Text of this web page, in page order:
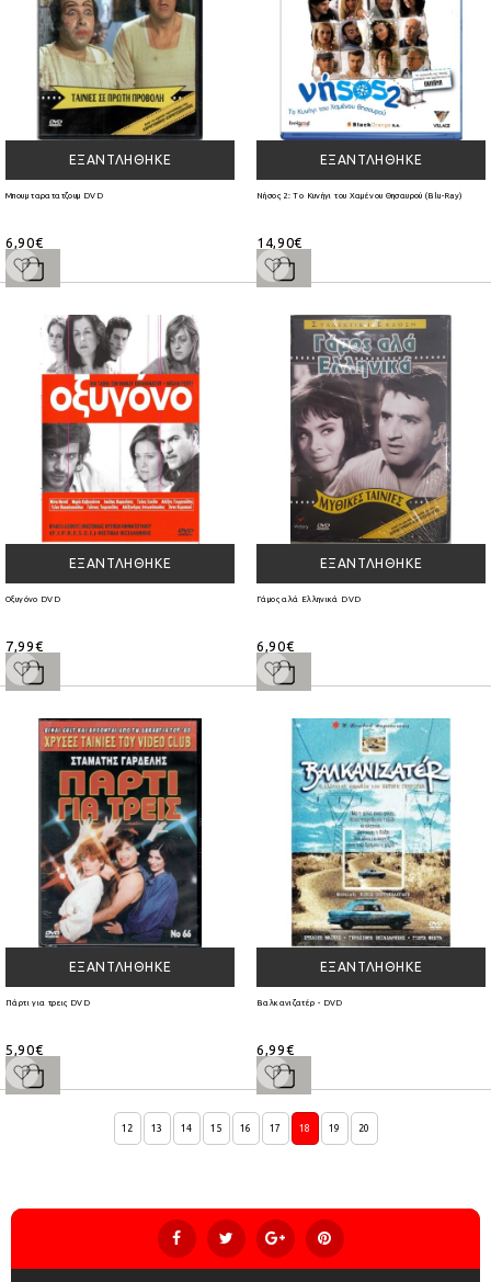
ΕΞΑΝΤΛΉΘΗΚΕ
Μπουμ ταρατατζουμ DVD
6,90€
ΕΞΑΝΤΛΉΘΗΚΕ
Νήσος 2: Το Κυνήγι του Χαμένου Θησαυρού (Blu-Ray)
14,90€
ΕΞΑΝΤΛΉΘΗΚΕ
Οξυγόνο DVD
7,99€
ΕΞΑΝΤΛΉΘΗΚΕ
Γάμος αλά Ελληνικά DVD
6,90€
ΕΞΑΝΤΛΉΘΗΚΕ
Πάρτι για τρεις DVD
5,90€
ΕΞΑΝΤΛΉΘΗΚΕ
Βαλκανιζατέρ - DVD
6,99€
12 13 14 15 16 17 18 19 20